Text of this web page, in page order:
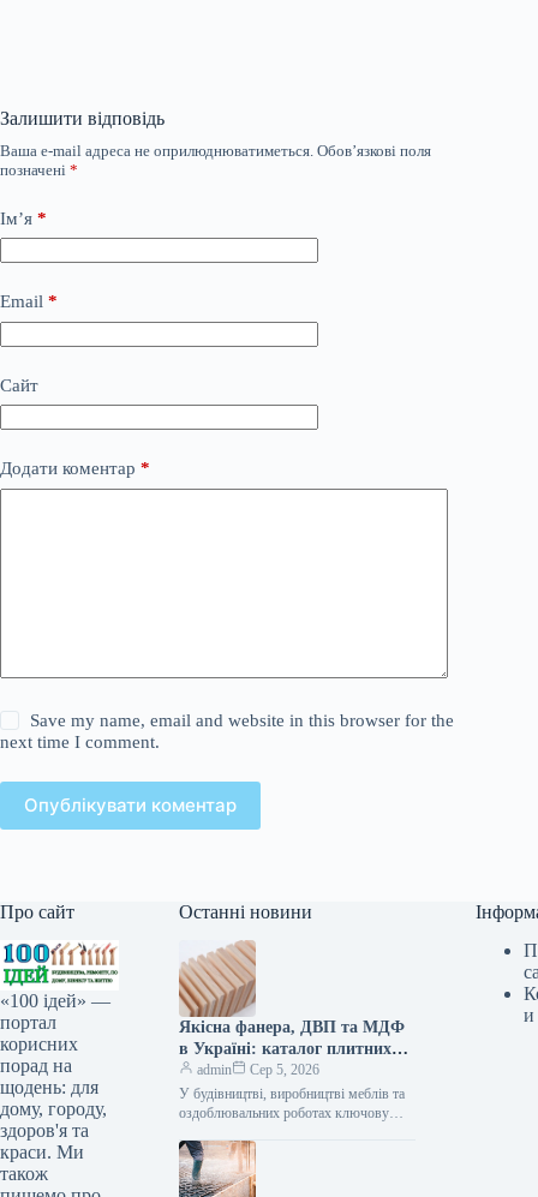
Залишити відповідь
Ваша e-mail адреса не оприлюднюватиметься. Обов’язкові поля
позначені *
Ім’я *
Email *
Сайт
Додати коментар *
Save my name, email and website in this browser for the
next time I comment.
Опублікувати коментар
Про сайт
«100 ідей» —
портал
корисних
порад на
щодень: для
дому, городу,
здоров'я та
краси. Ми
також
Останні новини
Якісна фанера, ДВП та МДФ
в Україні: каталог плитних
матеріалів від «ВІН-ВУД»
admin
Сер 5, 2026
У будівництві, виробництві меблів та
оздоблювальних роботах ключову
сировини. Компанія «ВІН-ВУД» уже
тривалий час займається…
и